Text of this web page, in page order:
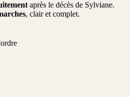
après le décès de Sylviane.
, clair et complet.